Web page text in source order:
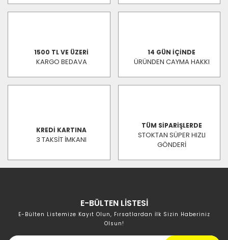
1500 TL VE ÜZERİ
KARGO BEDAVA
14 GÜN İÇİNDE
ÜRÜNDEN CAYMA HAKKI
KREDİ KARTINA
3 TAKSİT İMKANI
TÜM SİPARİŞLERDE
STOKTAN SÜPER HIZLI
GÖNDERİ
E-BÜLTEN LİSTESİ
E-Bülten Listemize Kayıt Olun, Fırsatlardan İlk Sizin Haberiniz
Olsun!